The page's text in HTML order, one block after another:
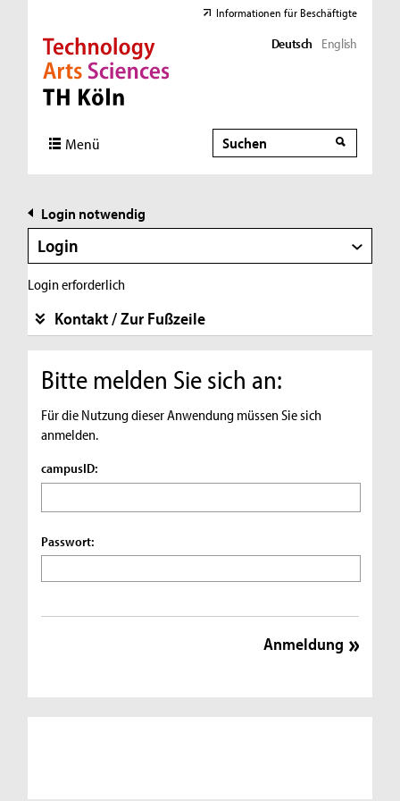
Direkt zur Hauptnavigation
Direkt zur Subnavigation
Direkt zum Inhalt
Direkt zum Fußbereich
Informationen für Beschäftigte
Deutsch English
Menü Suche
Suche
Login notwendig
Login
Login erforderlich
Kontakt / Zur Fußzeile
Bitte melden Sie sich an:
Für die Nutzung dieser Anwendung müssen Sie sich
anmelden.
campusID:
Passwort: